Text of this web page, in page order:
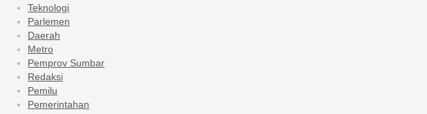
Teknologi
Parlemen
Daerah
Metro
Pemprov Sumbar
Redaksi
Pemilu
Pemerintahan